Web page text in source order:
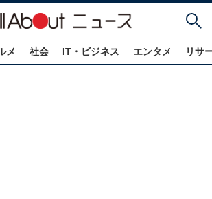
メ 社会 IT・ビジネス エンタメ リサ